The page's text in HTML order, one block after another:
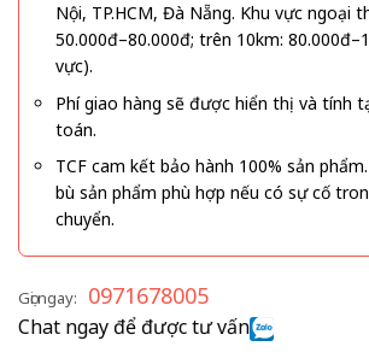
Nội, TP.HCM, Đà Nẵng. Khu vực ngoại
50.000đ–80.000đ; trên 10km:
vực).
Phí giao hàng sẽ được hiển thị và tính
toán.
TCF cam kết bảo hành 100% sản
bù sản phẩm phù hợp nếu có sự cố
chuyển.
Gọi ngay: 0971678005
Chat ngay để được tư vấn